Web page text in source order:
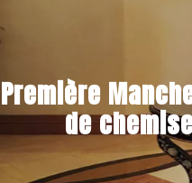
Première
de